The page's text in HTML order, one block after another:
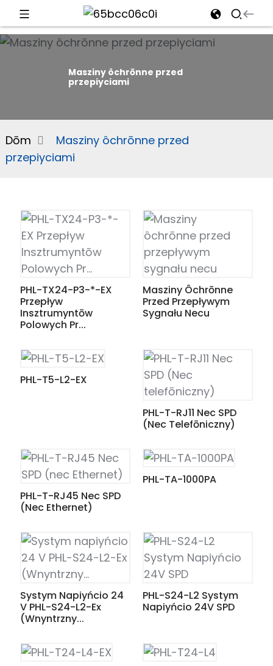
Masziny ôchrōnne przed
przepiyciami
Dōm
Masziny ôchrōnne przed
przepiyciami
PHL-TX24-P3-*-EX
Przepływ
Insztrumyntōw
Polowych Pr...
Masziny Ôchrōnne
Przed Przepływym
Sygnału Necu
PHL-T5-L2-EX
PHL-T-RJ11 Nec SPD
(Nec Telefōniczny)
PHL-T-RJ45 Nec SPD
(nec Ethernet)
PHL-TA-1000PA
Systym Napiyńcio 24
V PHL-S24-L2-Ex
(Wnyntrzny...
PHL-S24-L2 Systym
Napiyńcio 24V SPD